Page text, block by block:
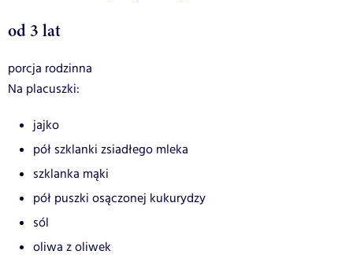
od 3 lat
porcja rodzinna
Na placuszki:
jajko
pół szklanki zsiadłego mleka
szklanka mąki
pół puszki osączonej kukurydzy
sól
oliwa z oliwek